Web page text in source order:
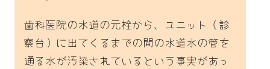
歯科医院の水道の元栓から、ユニット（診
察台）に出てくるまでの間の水道水の管を
通る水が汚染されているという事実があっ